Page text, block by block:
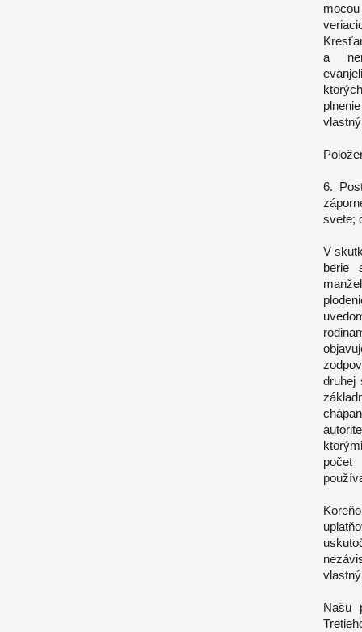
a
6.
svete;
V
berie
druhej
počet
Našu